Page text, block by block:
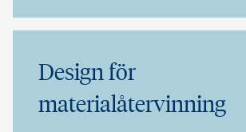
Design för
materialåtervinning